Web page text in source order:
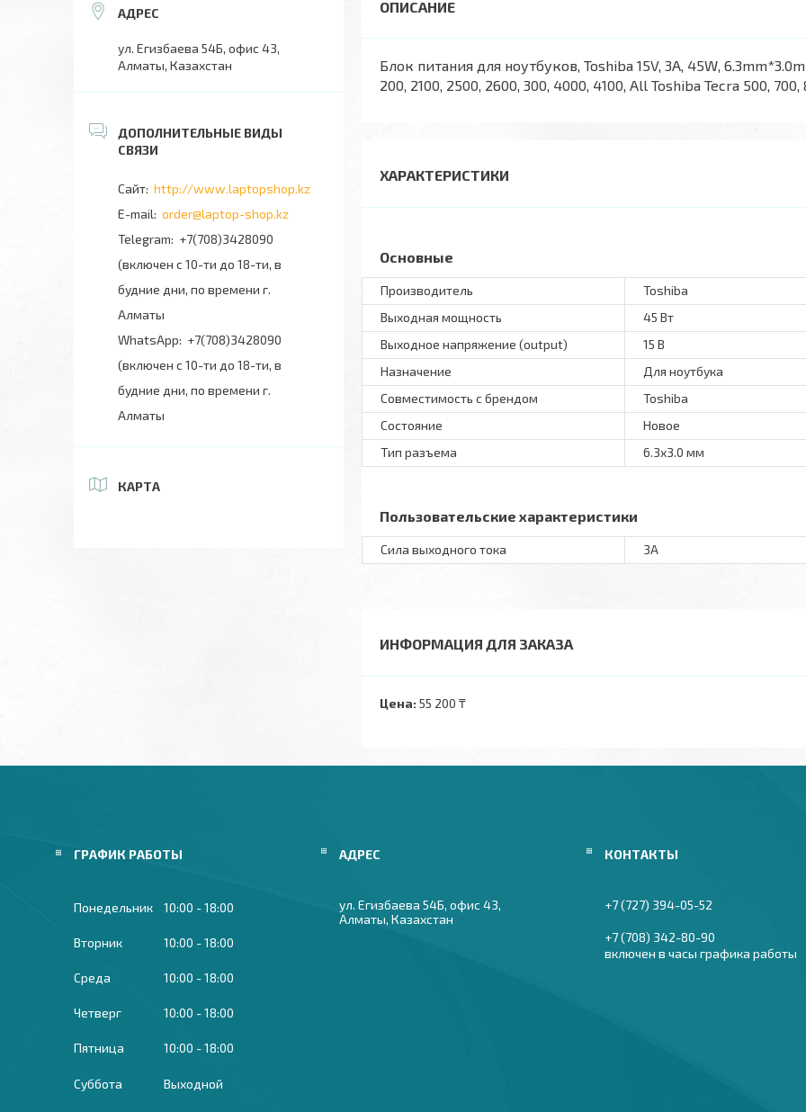
Блок питания для ноутбуков, Toshiba 15V, 3A, 45W,
200, 2100, 2500, 2600, 300, 4000, 4100, All Toshiba Tecra 500, 700,
ХАРАКТЕРИСТИКИ
Основные
Производитель
Toshiba
Выходная мощность
45 Вт
Выходное напряжение (output)
15 В
Назначение
Для ноутбука
Совместимость с брендом
Toshiba
Состояние
Новое
Тип разъема
6.3x3.0 мм
Пользовательские характеристики
Сила выходного тока 3A
ИНФОРМАЦИЯ ДЛЯ ЗАКАЗА
Цена: 55 200 ₸
ул. Егизбаева 54Б, офис 43,
Алматы, Казахстан
http://www.laptopshop.kz
order@laptop-shop.kz
+7(708)3428090
(включен с 10-ти до 18-ти, в
будние дни, по времени г.
Алматы
+7(708)3428090
(включен с 10-ти до 18-ти, в
будние дни, по времени г.
Алматы
КАРТА
ГРАФИК РАБОТЫ
Понедельник 10:00 18:00
Вторник 10:00 18:00
Среда 10:00 18:00
Четверг 10:00 18:00
Пятница 10:00 18:00
Суббота Выходной
ул. Егизбаева 54Б, офис 43,
Алматы, Казахстан
+7 (727) 394-05-52
+7 (708) 342-80-90
включен в часы графика работы